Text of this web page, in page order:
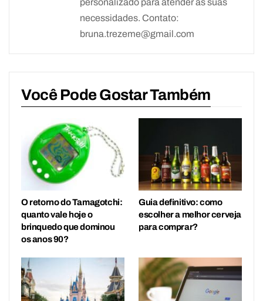
necessidades. Contato:
bruna.trezeme@gmail.com
Você Pode Gostar Também
O retorno do Tamagotchi:
quanto vale hoje o
brinquedo que dominou
os anos 90?
Guia definitivo: como
escolher a melhor cerveja
para comprar?